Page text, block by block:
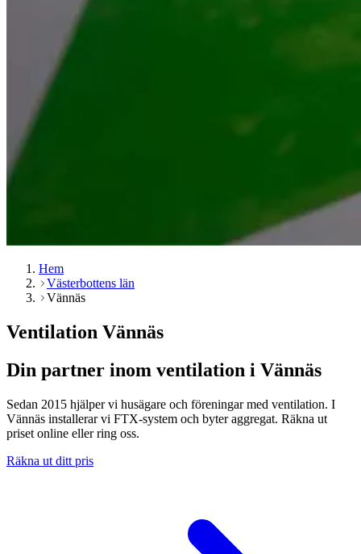
Hem
Västerbottens län
Vännäs
Ventilation Vännäs
Din partner inom ventilation i Vännäs
Sedan 2015 hjälper vi husägare och föreningar med ventilation. I
Vännäs installerar vi FTX-system och byter aggregat. Räkna ut
priset online eller ring oss.
Räkna ut ditt pris